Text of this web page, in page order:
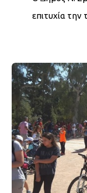
επιτυχία
Σµύρνης.